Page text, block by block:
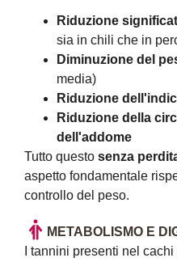
Riduzione
sia in chili che in
Diminuzione del
media)
Riduzione
Riduzione della
dell'addome
Tutto questo senza
aspetto fondamentale
controllo del peso.
METABOLISMO E
I tannini presenti nel